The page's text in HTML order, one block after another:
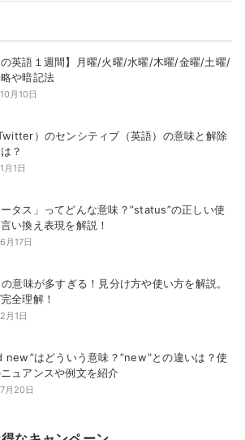
の英語１週間】月曜/火曜/水曜/木曜/金曜/土曜/
や暗記法
月10日
）のセンシティブ（英語）の意味と解除
？
月1日
ータス」ってどんな意味？”status”の正しい使
い換え表現を解説！
月17日
の意味が多すぎる！見分け方や使い方を解説。
全理解！
月1日
new”はどういう意味？”new”との違いは？使
ュアンスや例文を紹介
月20日